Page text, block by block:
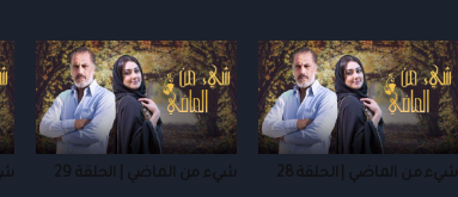
شيء من الماضي | الحلقة 28 شيء من الماضي | الحلقة 29